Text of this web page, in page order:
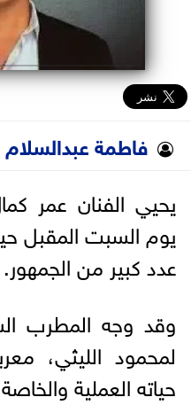
فاطمة عبدالسلام
يحيي الفنان عمر
يوم السبت المقبل
عدد كبير من الجمهور.
وقد وجه المطرب
لمحمود الليثي،
حياته العملية